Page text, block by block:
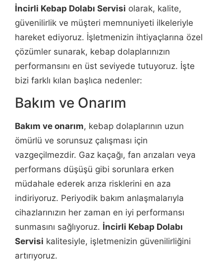
İncirli Kebap Dolabı Servisi olarak, kalite,
güvenilirlik ve müşteri memnuniyeti ilkeleriyle
hareket ediyoruz. İşletmenizin ihtiyaçlarına özel
çözümler sunarak, kebap dolaplarınızın
performansını en üst seviyede tutuyoruz. İşte
bizi farklı kılan başlıca nedenler:
Bakım ve Onarım
Bakım ve onarım, kebap dolaplarının uzun
ömürlü ve sorunsuz çalışması için
vazgeçilmezdir. Gaz kaçağı, fan arızaları veya
performans düşüşü gibi sorunlara erken
müdahale ederek arıza risklerini en aza
indiriyoruz. Periyodik bakım anlaşmalarıyla
cihazlarınızın her zaman en iyi performansı
sunmasını sağlıyoruz. İncirli Kebap Dolabı
Servisi kalitesiyle, işletmenizin güvenilirliğini
artırıyoruz.